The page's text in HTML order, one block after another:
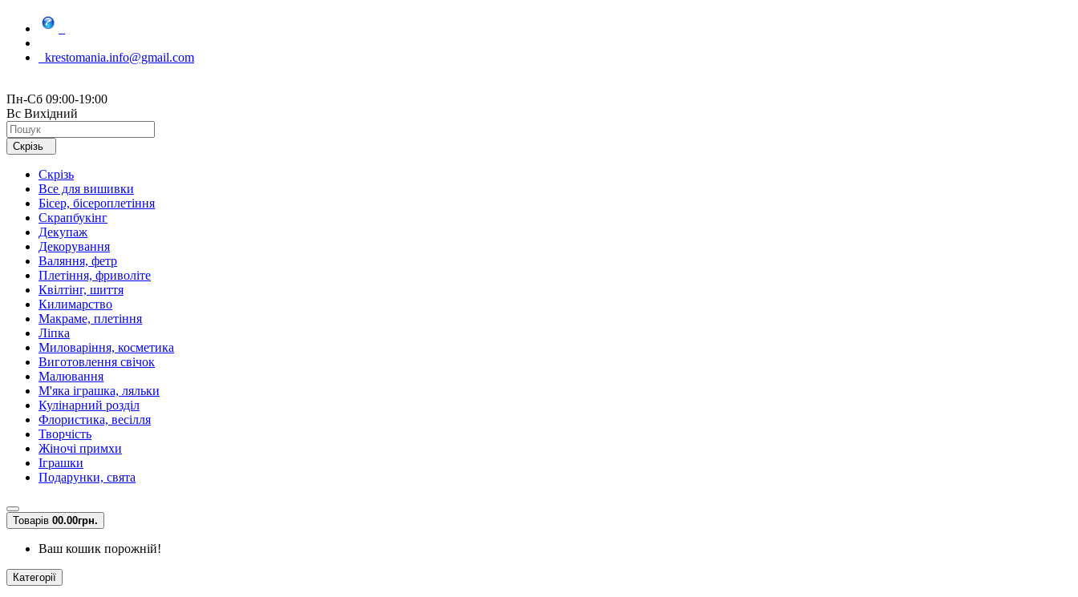
krestomania.info@gmail.com
Пн-Сб 09:00-19:00
Вс Вихідний
Скрізь
Скрізь
Все для вишивки
Бісер, бісероплетіння
Скрапбукінг
Декупаж
Декорування
Валяння, фетр
Плетіння, фриволіте
Квілтінг, шиття
Килимарство
Макраме, плетіння
Ліпка
Миловаріння, косметика
Виготовлення свічок
Малювання
М'яка іграшка, ляльки
Кулінарний розділ
Флористика, весілля
Творчість
Жіночі примхи
Іграшки
Подарунки, свята
Товарів 00.00грн.
Ваш кошик порожній!
Категорії